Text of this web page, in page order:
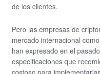
de los clientes.
Pero las empresas de
mercado internacional
han expresado en el
especificaciones que
costoso para